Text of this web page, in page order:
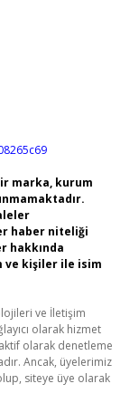
marka, kurum
haber niteliği
hakkında
ve kişiler ile isim
ve İletişim
olarak hizmet
olarak denetleme
Ancak, üyelerimiz
siteye üye olarak